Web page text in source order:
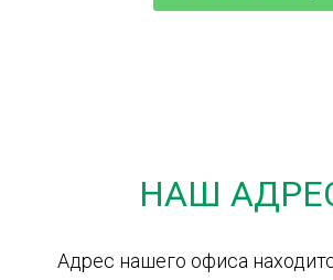
НАШ
Адрес нашего офиса